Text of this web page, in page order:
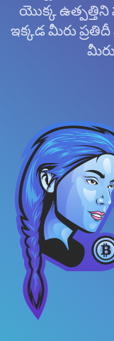
యొక్క ఉత్పత్తిని
ఇక్కడ మీరు